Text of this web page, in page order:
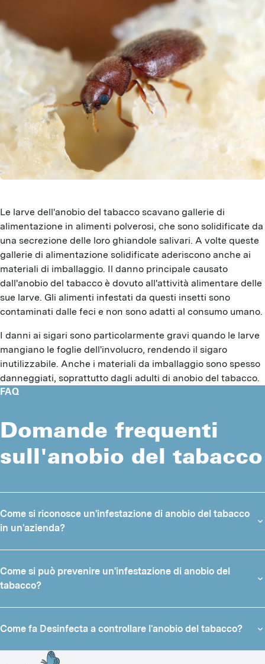
Le larve dell'anobio del tabacco scavano gallerie di
alimentazione in alimenti polverosi, che sono solidificate da
una secrezione delle loro ghiandole salivari. A volte queste
gallerie di alimentazione solidificate aderiscono anche ai
materiali di imballaggio. Il danno principale causato
dall'anobio del tabacco è dovuto all'attività alimentare delle
sue larve. Gli alimenti infestati da questi insetti sono
contaminati dalle feci e non sono adatti al consumo umano.
I danni ai sigari sono particolarmente gravi quando le larve
mangiano le foglie dell'involucro, rendendo il sigaro
inutilizzabile. Anche i materiali da imballaggio sono spesso
danneggiati, soprattutto dagli adulti di anobio del tabacco.
FAQ
Domande frequenti
sull'anobio del tabacco
Come si riconosce un'infestazione di anobio del tabacco
in un'azienda?
Come si può prevenire un'infestazione di anobio del
tabacco?
Come fa Desinfecta a controllare l'anobio del tabacco?